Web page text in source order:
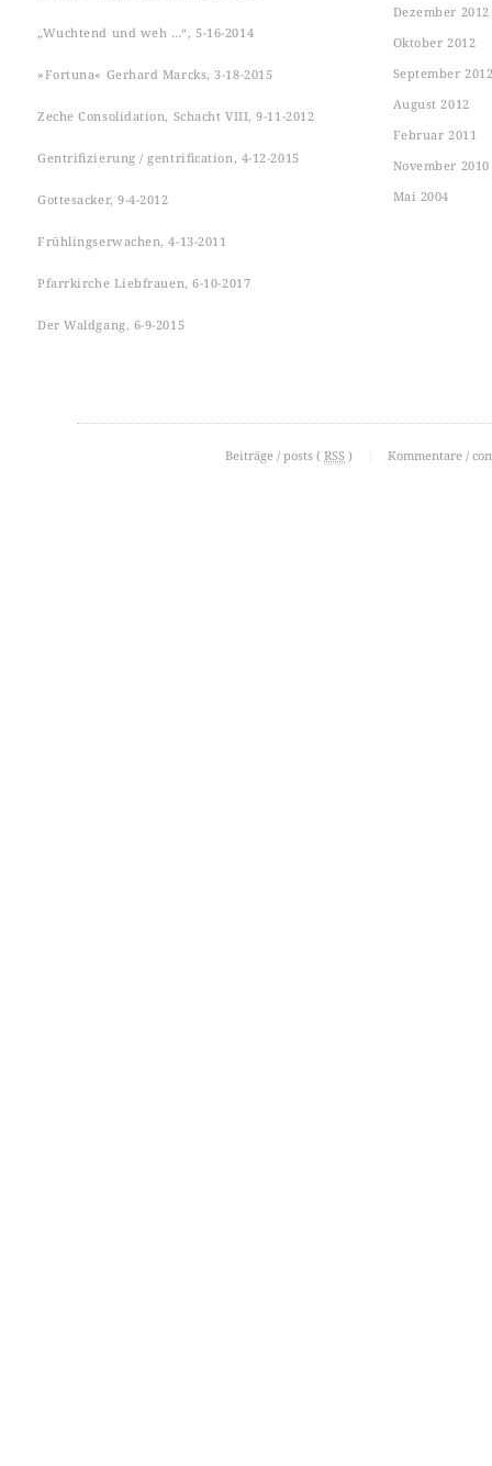
„Wuchtend und weh …“, 5-16-2014
»Fortuna« Gerhard Marcks, 3-18-2015
Zeche Consolidation, Schacht VIII, 9-11-2012
Gentrifizierung / gentrification, 4-12-2015
Gottesacker, 9-4-2012
Frühlingserwachen, 4-13-2011
Pfarrkirche Liebfrauen, 6-10-2017
Der Waldgang, 6-9-2015
Dezember 2012
Oktober 2012
September
August 2012
Februar 2011
November 2010
Mai 2004
Beiträge / posts ( RSS ) Kommentare /